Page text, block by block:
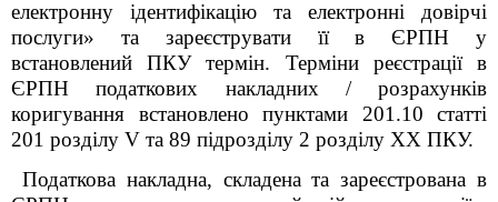
електронну ідентифікацію та електронні довірчі
послуги» та зареєструвати її в ЄРПН у
встановлений ПКУ термін. Терміни реєстрації в
ЄРПН податкових накладних / розрахунків
коригування встановлено пунктами 201.10 статті
201 розділу V та 89 підрозділу 2 розділу XX ПКУ.
Податкова накладна, складена та зареєстрована в